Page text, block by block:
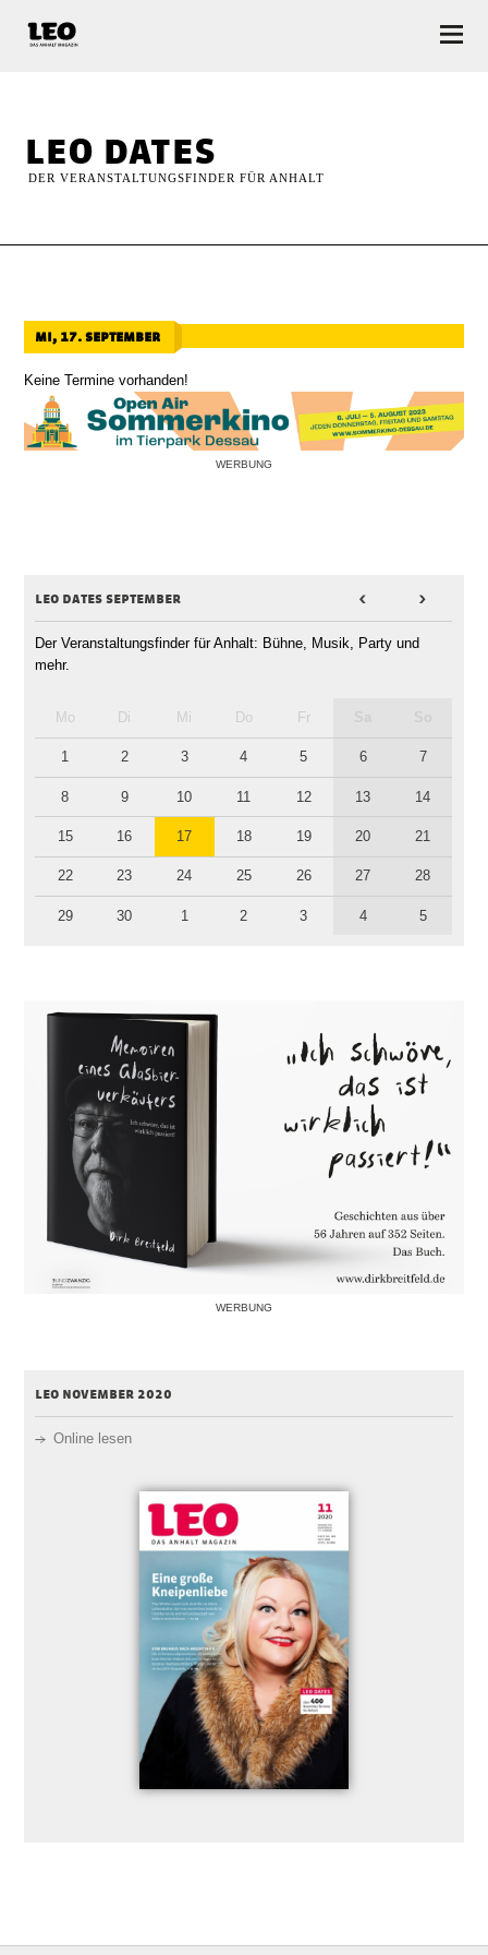
leo dates
DER VERANSTALTUNGSFINDER FÜR ANHALT
mi, 17. september
Keine Termine vorhanden!
WERBUNG
leo dates september < >
Der Veranstaltungsfinder für Anhalt: Bühne, Musik, Party und
mehr.
Mo Di Mi Do Fr
1 2 3 4 5 6 7
8 9 10 11 12 13 14
15 16 17 18 19 20 21
22 23 24 25 26 27 28
29 30 1 2 3 4 5
WERBUNG
leo november 2020
Online lesen